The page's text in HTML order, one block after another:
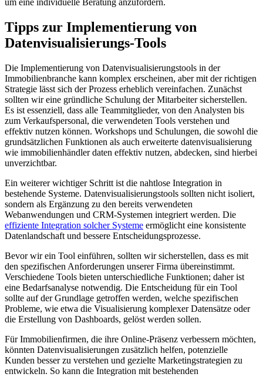
um eine individuelle Beratung anzufordern.
Tipps zur Implementierung von
Datenvisualisierungs-Tools
Die Implementierung von Datenvisualisierungstools in der
Immobilienbranche kann komplex erscheinen, aber mit der richtigen
Strategie lässt sich der Prozess erheblich vereinfachen. Zunächst
sollten wir eine gründliche Schulung der Mitarbeiter sicherstellen.
Es ist essenziell, dass alle Teammitglieder, von den Analysten bis
zum Verkaufspersonal, die verwendeten Tools verstehen und
effektiv nutzen können. Workshops und Schulungen, die sowohl die
grundsätzlichen Funktionen als auch erweiterte datenvisualisierung
wie immobilienhändler daten effektiv nutzen, abdecken, sind hierbei
unverzichtbar.
Ein weiterer wichtiger Schritt ist die nahtlose Integration in
bestehende Systeme. Datenvisualisierungstools sollten nicht isoliert,
sondern als Ergänzung zu den bereits verwendeten
Webanwendungen und CRM-Systemen integriert werden. Die
effiziente Integration solcher Systeme ermöglicht eine konsistente
Datenlandschaft und bessere Entscheidungsprozesse.
Bevor wir ein Tool einführen, sollten wir sicherstellen, dass es mit
den spezifischen Anforderungen unserer Firma übereinstimmt.
Verschiedene Tools bieten unterschiedliche Funktionen; daher ist
eine Bedarfsanalyse notwendig. Die Entscheidung für ein Tool
sollte auf der Grundlage getroffen werden, welche spezifischen
Probleme, wie etwa die Visualisierung komplexer Datensätze oder
die Erstellung von Dashboards, gelöst werden sollen.
Für Immobilienfirmen, die ihre Online-Präsenz verbessern möchten,
könnten Datenvisualisierungen zusätzlich helfen, potenzielle
Kunden besser zu verstehen und gezielte Marketingstrategien zu
entwickeln. So kann die Integration mit bestehenden